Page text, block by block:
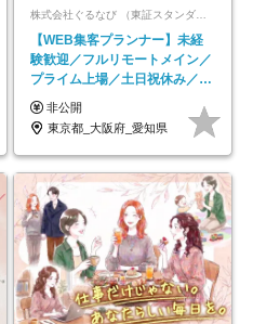
株式会社ぐるなび （東証スタンダード上場）
【WEB集客プランナー】未経
験歓迎／フルリモートメイン／
プライム上場／土日祝休み／東
京・大阪・名古屋
非公開
東京都_大阪府_愛知県